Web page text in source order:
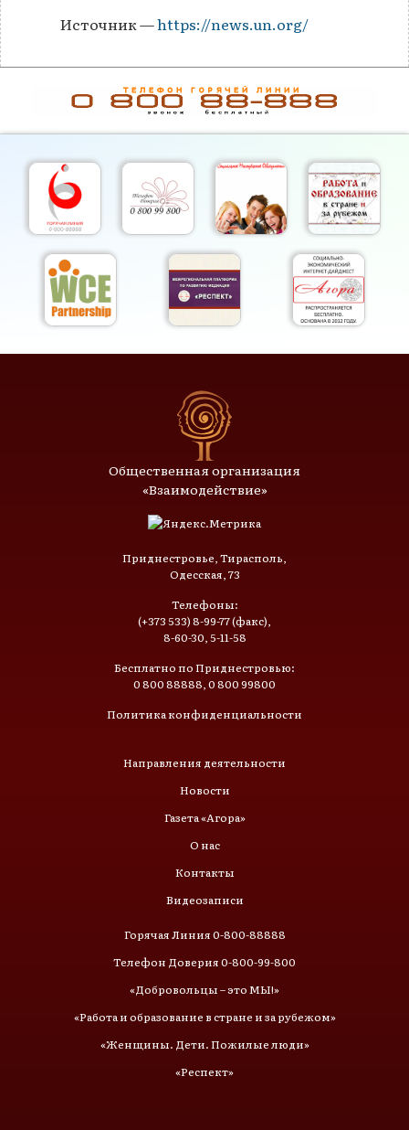
Источник —https://news.un.org/
Общественная организация
«Взаимодействие»
Приднестровье, Тирасполь,
Одесская, 73
Телефоны:
(+373 533) 8-99-77 (факс),
8-60-30, 5-11-58
Бесплатно по Приднестровью:
0 800 88888, 0 800 99800
Политика конфиденциальности
Направления деятельности
Новости
Газета «Агора»
О нас
Контакты
Видеозаписи
Горячая Линия 0-800-88888
Телефон Доверия 0-800-99-800
«Добровольцы – это МЫ!»
«Работа и образование в стране и за рубежом»
«Женщины. Дети. Пожилые люди»
«Респект»